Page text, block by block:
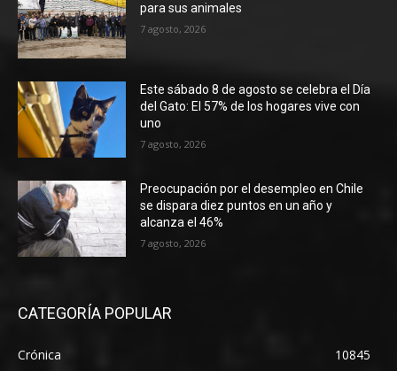
para sus animales
7 agosto, 2026
Este sábado 8 de agosto se celebra el Día
del Gato: El 57% de los hogares vive con
uno
7 agosto, 2026
Preocupación por el desempleo en Chile
se dispara diez puntos en un año y
alcanza el 46%
7 agosto, 2026
CATEGORÍA POPULAR
Crónica
10845